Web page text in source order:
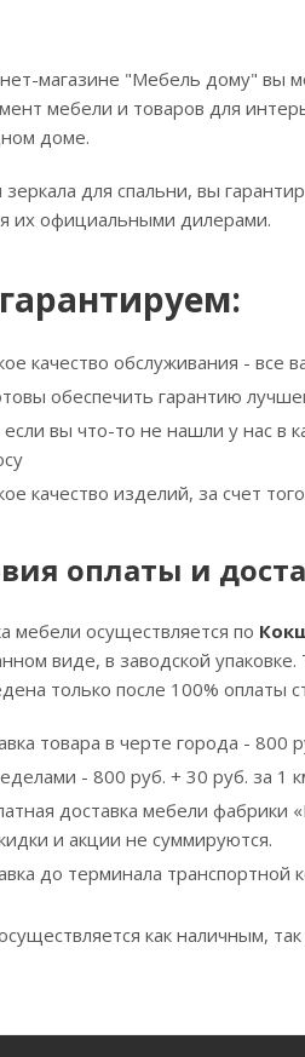
магазине "Мебель дому" вы
мебели и товаров для
доме.
зеркала для спальни, вы
их официальными дилерами.
качество обслуживания - все
обеспечить гарантию
вы что-то не нашли у нас в
качество изделий, за счет
оплаты и
мебели осуществляется по
виде, в заводской
только после 100% оплаты
товара в черте города - 800
- 800 руб. + 30 руб. за 1
доставка мебели
и акции не суммируются.
до терминала транспортной
как наличным,